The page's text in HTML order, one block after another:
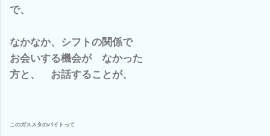
で、
なかなか、シフトの関係で
お会いする機会が なかった
方と、 お話することが、
このガススタのバイトって